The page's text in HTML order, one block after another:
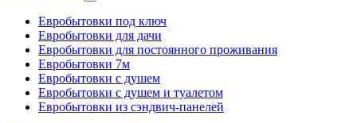
Евробытовки под ключ
Евробытовки для дачи
Евробытовки для постоянного проживания
Евробытовки 7м
Евробытовки с душем
Евробытовки с душем и туалетом
Евробытовки из сэндвич-панелей